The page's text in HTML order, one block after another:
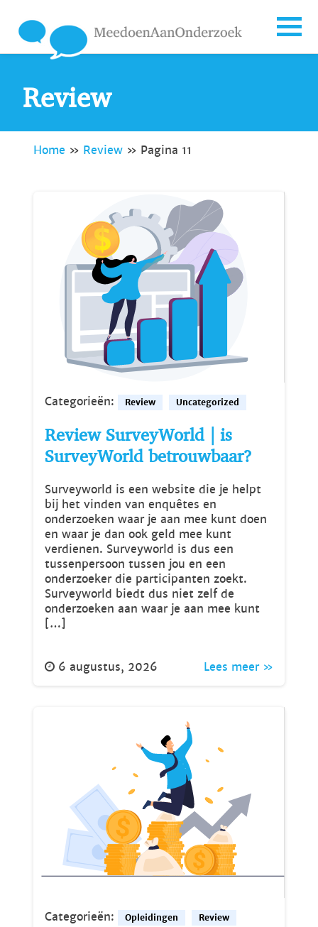
Review
Home » Review » Pagina 11
Categorieën: Review Uncategorized
Review SurveyWorld | is
SurveyWorld betrouwbaar?
Surveyworld is een website die je helpt
bij het vinden van enquêtes en
onderzoeken waar je aan mee kunt doen
en waar je dan ook geld mee kunt
verdienen. Surveyworld is dus een
tussenpersoon tussen jou en een
onderzoeker die participanten zoekt.
Surveyworld biedt dus niet zelf de
onderzoeken aan waar je aan mee kunt
[…]
6 augustus, 2026 Lees meer »
Categorieën: Opleidingen Review